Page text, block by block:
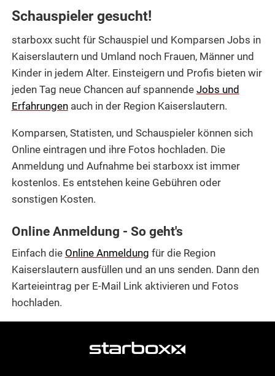
Schauspieler gesucht!
starboxx sucht für Schauspiel und Komparsen Jobs in
Kaiserslautern und Umland noch Frauen, Männer und
Kinder in jedem Alter. Einsteigern und Profis bieten wir
jeden Tag neue Chancen auf spannende Jobs und
Erfahrungenauch in der Region Kaiserslautern.
Komparsen, Statisten, und Schauspieler können sich
Online eintragen und ihre Fotos hochladen. Die
Anmeldung und Aufnahme bei starboxx ist immer
kostenlos. Es entstehen keine Gebühren oder
sonstigen Kosten.
Online Anmeldung - So geht's
Einfach die Online Anmeldung für die Region
Kaiserslautern ausfüllen und an uns senden. Dann den
Karteieintrag per E-Mail Link aktivieren und Fotos
hochladen.